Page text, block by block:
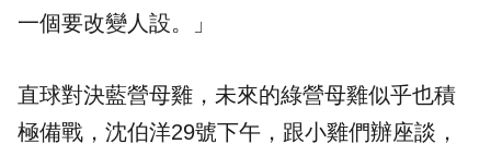
一個要改變人設。」
直球對決藍營母雞，未來的綠營母雞似乎也積
極備戰，沈伯洋29號下午，跟小雞們辦座談，